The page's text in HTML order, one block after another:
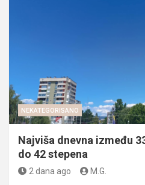
NEKATEGORISANO
Najviša dnevna između
do 42 stepena
2 dana ago M.G.